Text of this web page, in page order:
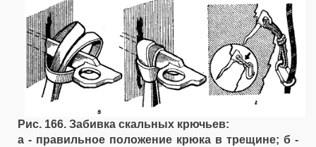
Рис. 166. Забивка скальных крючьев:
а - правильное положение крюка в трещине; б -